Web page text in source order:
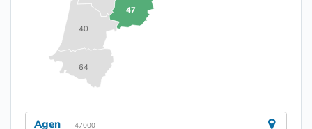
40
47
64
Agen - 47000